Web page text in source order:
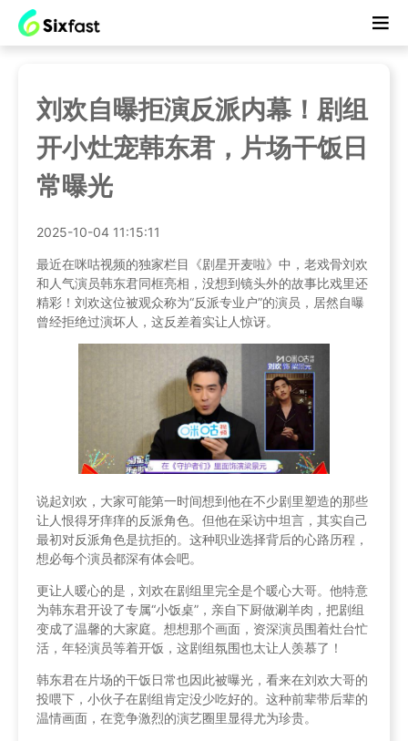
刘欢自曝拒演反派内幕！剧组
开小灶宠韩东君，片场干饭日
常曝光
2025-10-04 11:15:11
最近在咪咕视频的独家栏目《剧星开麦啦》中，老戏骨刘欢
和人气演员韩东君同框亮相，没想到镜头外的故事比戏里还
精彩！刘欢这位被观众称为“反派专业户”的演员，居然自曝
曾经拒绝过演坏人，这反差着实让人惊讶。
说起刘欢，大家可能第一时间想到他在不少剧里塑造的那些
让人恨得牙痒痒的反派角色。但他在采访中坦言，其实自己
最初对反派角色是抗拒的。这种职业选择背后的心路历程，
想必每个演员都深有体会吧。
更让人暖心的是，刘欢在剧组里完全是个暖心大哥。他特意
为韩东君开设了专属“小饭桌”，亲自下厨做涮羊肉，把剧组
变成了温馨的大家庭。想想那个画面，资深演员围着灶台忙
活，年轻演员等着开饭，这剧组氛围也太让人羡慕了！
韩东君在片场的干饭日常也因此被曝光，看来在刘欢大哥的
投喂下，小伙子在剧组肯定没少吃好的。这种前辈带后辈的
温情画面，在竞争激烈的演艺圈里显得尤为珍贵。